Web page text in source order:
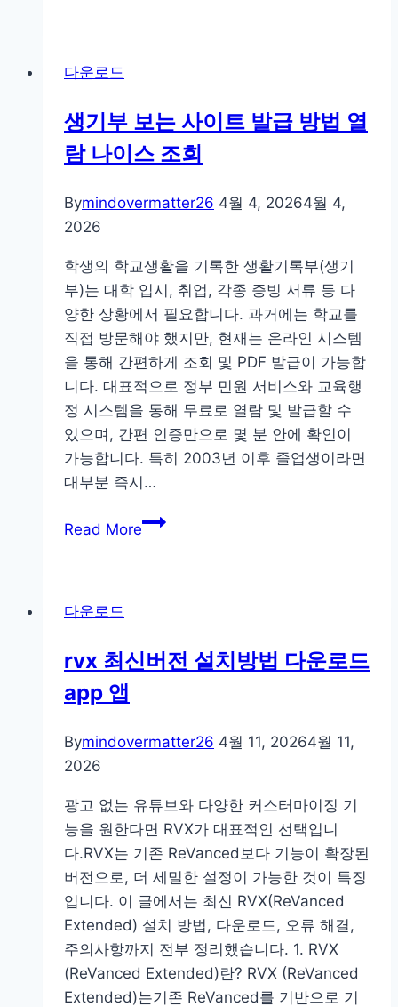
리
집
페
바
로
가
기
신
청
방
법
2025
총
리
다운로드
생기부 보는 사이트 발급 방법 열
람 나이스 조회
Bymindovermatter26 4월 4, 20264월 4,
2026
학생의 학교생활을 기록한 생활기록부(생기
부)는 대학 입시, 취업, 각종 증빙 서류 등 다
양한 상황에서 필요합니다. 과거에는 학교를
직접 방문해야 했지만, 현재는 온라인 시스템
을 통해 간편하게 조회 및 PDF 발급이 가능합
니다. 대표적으로 정부 민원 서비스와 교육행
정 시스템을 통해 무료로 열람 및 발급할 수
있으며, 간편 인증만으로 몇 분 안에 확인이
가능합니다. 특히 2003년 이후 졸업생이라면
대부분 즉시…
Read More생
이
급
열
람
나
이
스
조
회
다운로드
rvx 최신버전 설치방법 다운로드
app 앱
Bymindovermatter26 4월 11, 20264월 11,
2026
광고 없는 유튜브와 다양한 커스터마이징 기
능을 원한다면 RVX가 대표적인 선택입니
다.RVX는 기존 ReVanced보다 기능이 확장된
버전으로, 더 세밀한 설정이 가능한 것이 특징
입니다. 이 글에서는 최신 RVX(ReVanced
Extended) 설치 방법, 다운로드, 오류 해결,
주의사항까지 전부 정리했습니다. 1. RVX
(ReVanced Extended)란? RVX (ReVanced
Extended)는기존 ReVanced를 기반으로 기